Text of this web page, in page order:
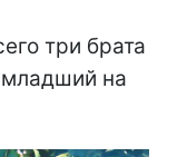
три брата
на